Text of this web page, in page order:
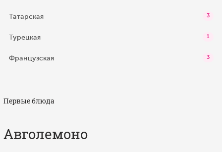
Татарская 3
Турецкая 1
Французская 3
Первые блюда
Авголемоно